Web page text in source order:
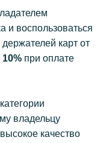
и воспользоваться
держателей карт от
10% при оплате
владельцу
качество